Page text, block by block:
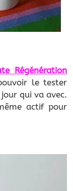
Régénération
le tester
qui va avec.
actif pour